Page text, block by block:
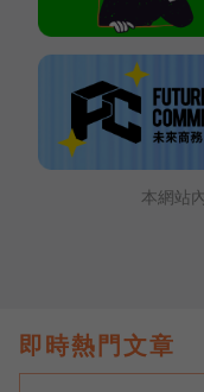
本網站
即時熱門文章